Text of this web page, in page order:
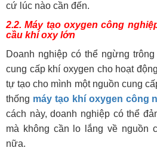
cứ lúc nào cần đến.
2.2. Máy tạo oxygen công
cầu khí oxy lớn
Doanh nghiệp có thể ngừng
cung cấp khí oxygen cho hoạt
tự tạo cho mình một nguồn cung
thống máy tạo khí oxygen công
cách này, doanh nghiệp có thể
mà không cần lo lắng về nguồn
nữa.